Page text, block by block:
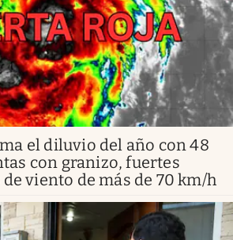
el diluvio del año con 48
con granizo, fuertes
viento de más de 70 km/h